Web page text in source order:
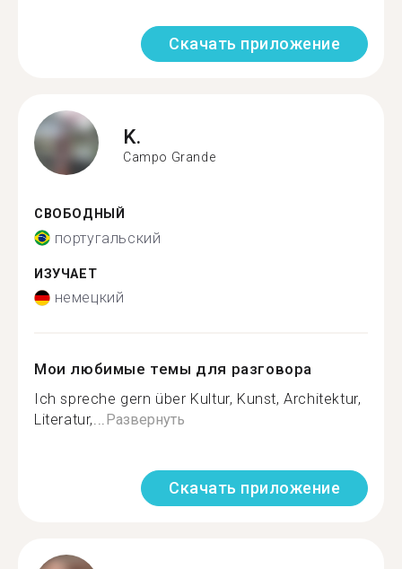
Скачать приложение
K.
Campo Grande
СВОБОДНЫЙ
португальский
ИЗУЧАЕТ
немецкий
Мои любимые темы для разговора
Ich spreche gern über Kultur, Kunst, Architektur,
Literatur,...Развернуть
Скачать приложение